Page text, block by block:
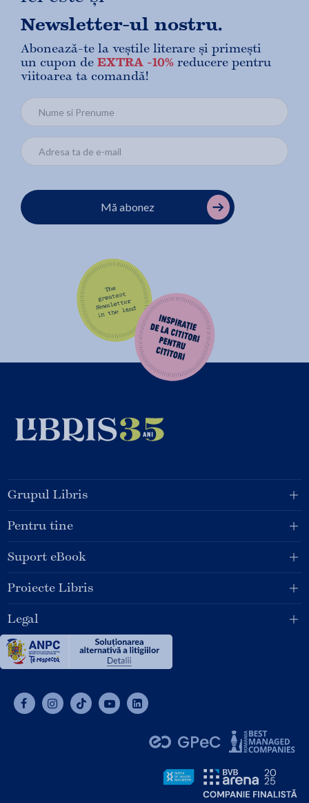
Newsletter-ul nostru.
Abonează-te la veștile literare și primești
un cupon de EXTRA -10% reducere pentru
viitoarea ta comandă!
Mă abonez
Grupul Libris
Pentru tine
Suport eBook
Proiecte Libris
Legal